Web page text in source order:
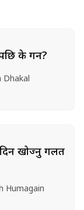
के गर्ने?
Dhakal
दिन खोज्नु गलत
Humagain